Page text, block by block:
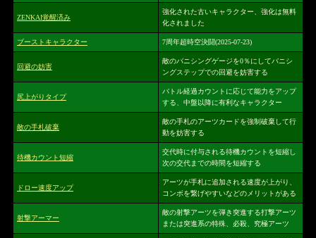
ZENKAI覚醒済み
強化された古いキャラクター、強化は無料
化されました
ブーストキャラクター 7周年超時空決闘(2025-07-23)
回避の妨害
敵のバニシングゲージを0％にしてバニシ
ングステップでの回避を妨害する
尻上がりタイプ
バトル経過カウントに応じて能力をアップ
する、中盤以降に有利なキャラクター
敵の手札破棄
敵の手札のアーツカードを強制破棄して行
動を妨害する
待機カウント短縮
交代時に付与される待機カウントを短縮し
次の交代までの時間を短縮する
ドロー速度アップ
アーツが手札に追加される速度が上がり、
コンボを繋げやすいなどのメリットがある
射撃アーマー
敵の射撃アーツを弾き突進する打撃アーツ
または突進系の特殊、必殺、究極アーツ